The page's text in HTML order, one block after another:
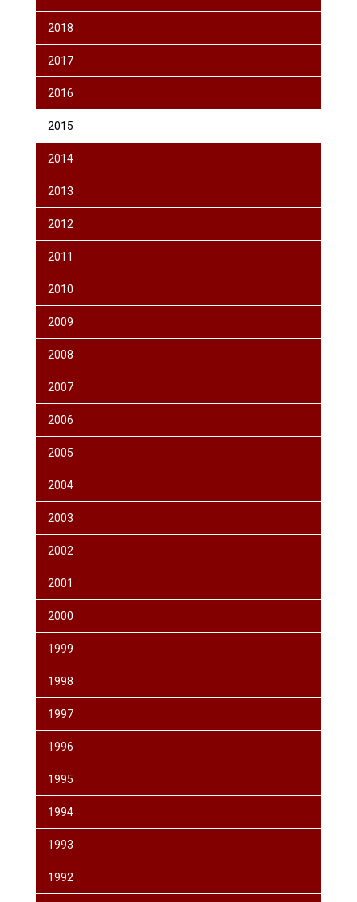
2018
2017
2016
2015
2014
2013
2012
2011
2010
2009
2008
2007
2006
2005
2004
2003
2002
2001
2000
1999
1998
1997
1996
1995
1994
1993
1992